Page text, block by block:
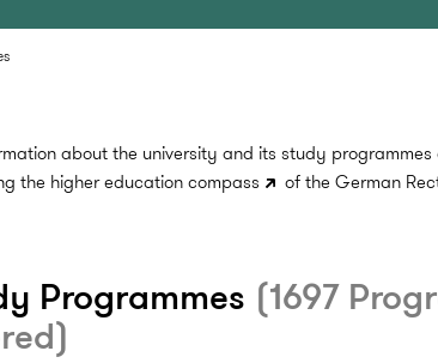
about the university and its study
the higher education compass
of the German
Programmes (1697